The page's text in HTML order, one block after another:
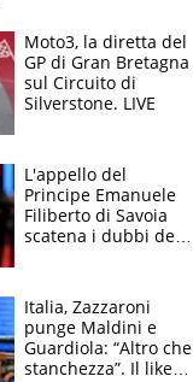
Moto3, la diretta del
GP di Gran Bretagna
sul Circuito di
Silverstone. LIVE
L'appello del
Principe Emanuele
Filiberto di Savoia
scatena i dubbi dei
Italia, Zazzaroni
punge Maldini e
Guardiola: “Altro che
stanchezza”. Il like